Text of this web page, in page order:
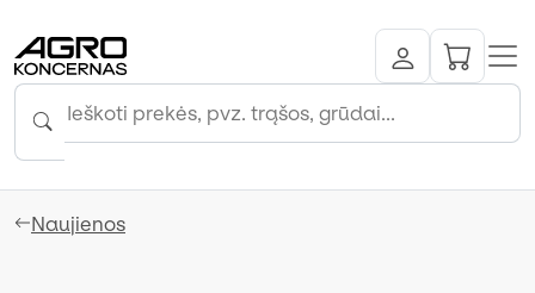
Naujienos